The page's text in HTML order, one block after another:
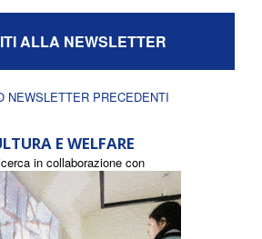
ALLA NEWSLETTER
NEWSLETTER PRECEDENTI
E WELFARE
in collaborazione con